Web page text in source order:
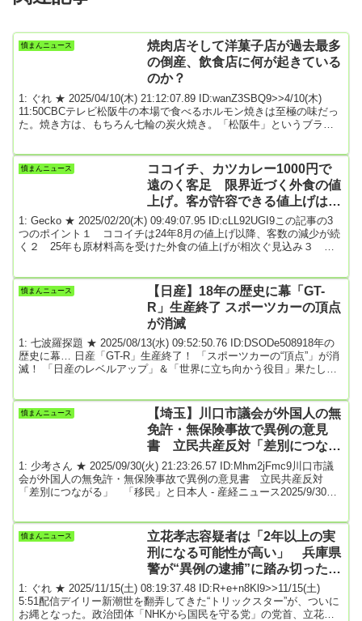
憤まんニュース
焼肉店そして洋菓子店が過去最多
の倒産、飲食店に何が起きている
のか？
1: ぐれ ★ 2025/04/10(木) 21:12:07.89 ID:wanZ3SBQ9>>4/10(木)
11:50CBCテレビ松阪牛の本場で食べるホルモン焼きは至極の味だっ
た。焼き方は、もちろん七輪の炭火焼き。「松阪牛」というブラン
電車に乗って三重県松阪市まで通うだけの価値はあった。しかし、
そんな行きつけの焼肉店が、店を閉めてしまった。過去最多の倒産
憤まんニュース
ココイチ、カツカレー1000円で
遠のく客足 限界近づく外食の値
上げ。客が許容できる値上げはど
こまでか
1: Gecko ★ 2025/02/20(木) 09:49:07.95 ID:cLL92UGI9この記事の3
つのポイント１ ココイチは24年8月の値上げ以降、客数の減少が続
く２ 25年も原材料高を受けた外食の値上げが相次ぐ見込み３ 消
のいている。ココイチを展開する壱番屋によると2024年9月以降、既
存店の客数が5カ月連続で前年同月を下回り、同期間の累計で約5％
憤まんニュース
【日産】18年の歴史に幕「GT-
R」生産終了 スポーツカーの頂点
が消滅
1: 七波羅探題 ★ 2025/08/13(水) 09:52:50.76 ID:DSODe508918年の
歴史に幕… 日産「GT-R」生産終了！ 「スポーツカーの“頂点”」が消
滅！ 「日産のレベルアップ」＆「世界に立ち向かう役目」果たし
産を終了します。開発から生産手法に至るまで、徹底的な“こだわ
り”が反映された現行GT-Rの凄さとは、いったいなんだったの...
憤まんニュース
【埼玉】川口市議会が外国人の無
免許・無保険事故で異例の意見
書 立民共産反対「差別につなが
る」
1: 少考さん ★ 2025/09/30(火) 21:23:26.57 ID:Mhm2jFmc9川口市議
会が外国人の無免許・無保険事故で異例の意見書 立民共産反対
「差別につながる」 「移民」と日本人 - 産経ニュース2025/9/30
年、外国人による無免許ひき逃げや飲酒運転の重大事故が相次いで
おり、自賠責保険も入っていない無保険の場合は被害者が泣き寝入
憤まんニュース
立花孝志容疑者は「2年以上の実
刑になる可能性が高い」 兵庫県
警が“異例の逮捕”に踏み切ったワ
ケ
1: ぐれ ★ 2025/11/15(土) 08:19:37.48 ID:R+e+n8Kl9>>11/15(土)
5:51配信デイリー新潮世を翻弄してきた“トリックスター”が、ついに
お縄となった。政治団体「NHKから国民を守る党」の党首、立花孝